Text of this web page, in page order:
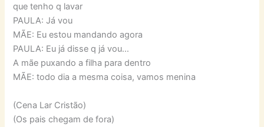
que tenho q lavar
PAULA: Já vou
MÃE: Eu estou mandando agora
PAULA: Eu já disse q já vou…
A mãe puxando a filha para dentro
MÃE: todo dia a mesma coisa, vamos menina
(Cena Lar Cristão)
(Os pais chegam de fora)